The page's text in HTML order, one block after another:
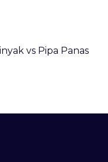
vs Pipa Panas